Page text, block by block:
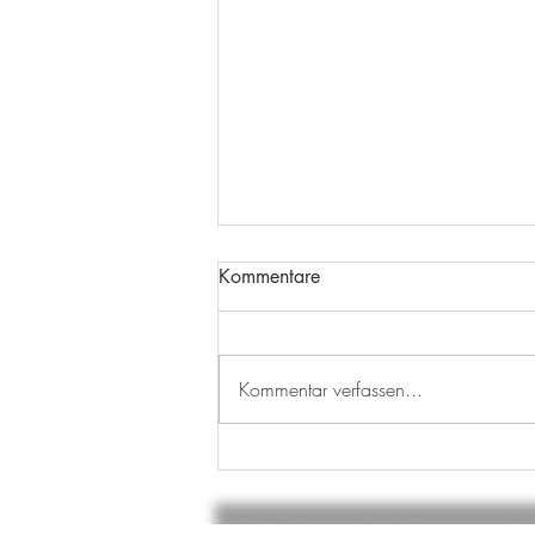
EIN WEITERER MEILENSTEIN
Kommentare
Kommentar verfassen...